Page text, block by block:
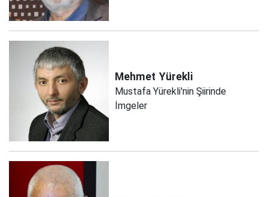
Mehmet Yürekli
Mustafa Yürekli'nin Şiirinde
İmgeler